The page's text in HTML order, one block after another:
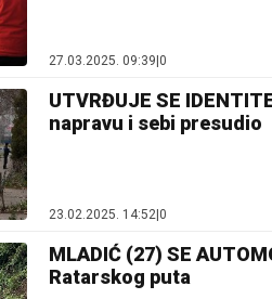
27.03.2025. 09:39 0
UTVRĐUJE SE
napravu i sebi presudio
23.02.2025. 14:52|0
MLADIĆ (27) SE
Ratarskog puta